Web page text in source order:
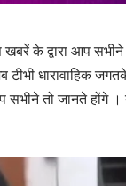
के द्वारा आप
टीभी धारावाहिक
सभीने तो जानते होंगे